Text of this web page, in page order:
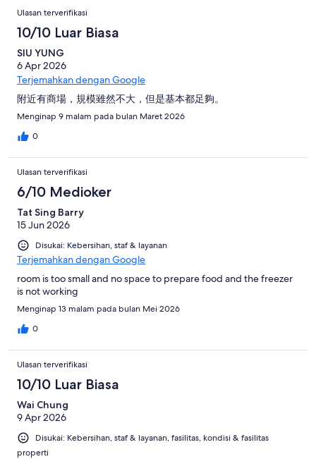
Ulasan terverifikasi
10/10 Luar Biasa
SIU YUNG
6 Apr 2026
Terjemahkan dengan Google
附近有商場，規模雖然不大，但是基本都足夠。
Menginap 9 malam pada bulan Maret 2026
0
Ulasan terverifikasi
6/10 Medioker
Tat Sing Barry
15 Jun 2026
Disukai: Kebersihan, staf & layanan
Terjemahkan dengan Google
room is too small and no space to prepare food and the freezer
is not working
Menginap 13 malam pada bulan Mei 2026
0
Ulasan terverifikasi
10/10 Luar Biasa
Wai Chung
9 Apr 2026
Disukai: Kebersihan, staf & layanan, fasilitas, kondisi & fasilitas
properti